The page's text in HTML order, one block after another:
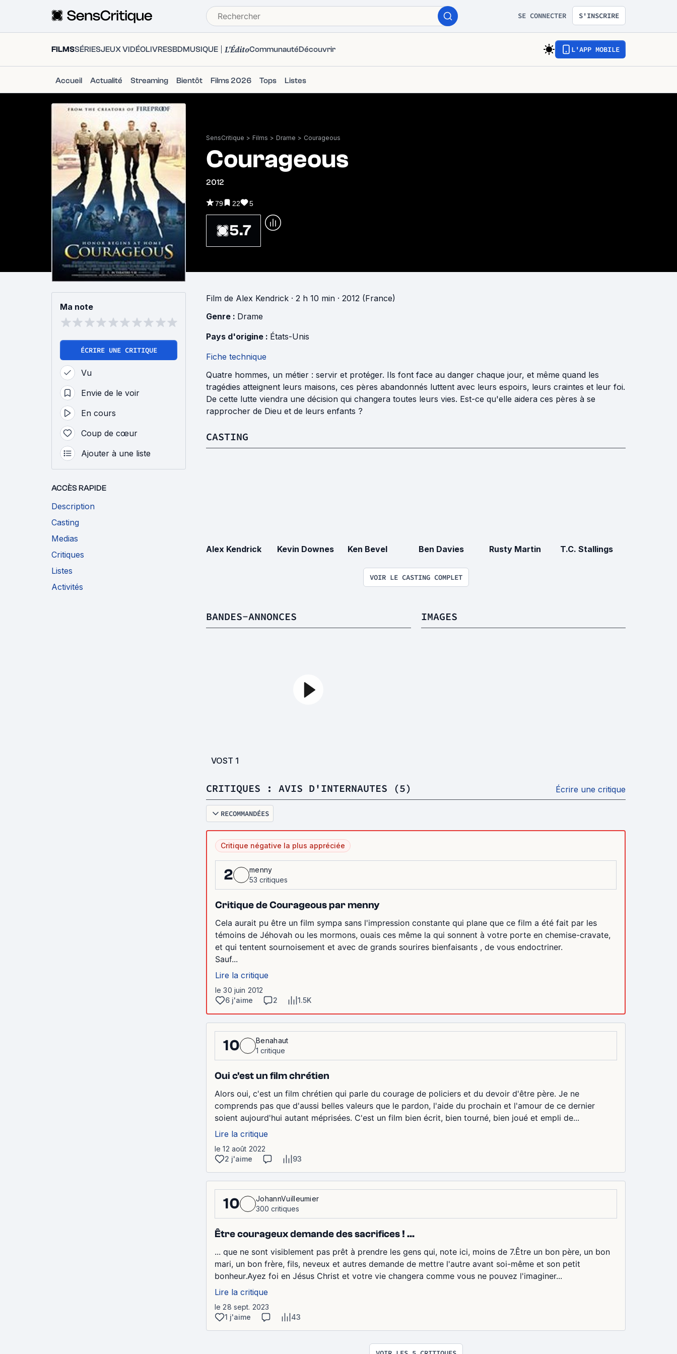
SE CONNECTER S'INSCRIRE
FILMSSÉRIESJEUX VIDÉOLIVRESBDMUSIQUE L'ÉditoCommunautéDécouvrir L'APP MOBILE
Accueil Actualité Streaming Bientôt Films 2026 Tops Listes
SensCritique > Films > Drame > Courageous
Courageous
2012
79 22 5
5.7
Ma note
ÉCRIRE UNE CRITIQUE
Vu
Envie de le voir
En cours
Coup de cœur
Ajouter à une liste
ACCÈS RAPIDE
Description
Casting
Medias
Critiques
Listes
Activités
Film de Alex Kendrick · 2 h 10 min · 2012 (France)
Genre : Drame
Pays d'origine : États-Unis
Fiche technique
Quatre hommes, un métier : servir et protéger. Ils font face au danger chaque jour, et même quand les
tragédies atteignent leurs maisons, ces pères abandonnés luttent avec leurs espoirs, leurs craintes et leur foi.
De cette lutte viendra une décision qui changera toutes leurs vies. Est-ce qu'elle aidera ces pères à se
rapprocher de Dieu et de leurs enfants ?
CASTING
Alex Kendrick Kevin Downes Ken Bevel Ben Davies Rusty Martin T.C. Stallings
VOIR LE CASTING COMPLET
BANDES-ANNONCES
VOST 1
IMAGES
CRITIQUES : AVIS D'INTERNAUTES (5) Écrire une critique
RECOMMANDÉES
Critique négative la plus appréciée
2
menny
53 critiques
Critique de Courageous par menny
Cela aurait pu être un film sympa sans l'impression constante qui plane que ce film a été fait par les
témoins de Jéhovah ou les mormons, ouais ces même la qui sonnent à votre porte en chemise-cravate,
et qui tentent sournoisement et avec de grands sourires bienfaisants , de vous endoctriner.
Sauf...
Lire la critique
le 30 juin 2012
6 j'aime
2 1.5K
10
Benahaut
1 critique
Oui c'est un film chrétien
Alors oui, c'est un film chrétien qui parle du courage de policiers et du devoir d'être père. Je ne
comprends pas que d'aussi belles valeurs que le pardon, l'aide du prochain et l'amour de ce dernier
soient aujourd'hui autant méprisées. C'est un film bien écrit, bien tourné, bien joué et empli de...
Lire la critique
le 12 août 2022
2 j'aime
93
10
JohannVuilleumier
300 critiques
Être courageux demande des sacrifices ! ...
... que ne sont visiblement pas prêt à prendre les gens qui, note ici, moins de 7.Être un bon père, un bon
mari, un bon frère, fils, neveux et autres demande de mettre l'autre avant soi-même et son petit
bonheur.Ayez foi en Jésus Christ et votre vie changera comme vous ne pouvez l'imaginer...
Lire la critique
le 28 sept. 2023
1 j'aime
43